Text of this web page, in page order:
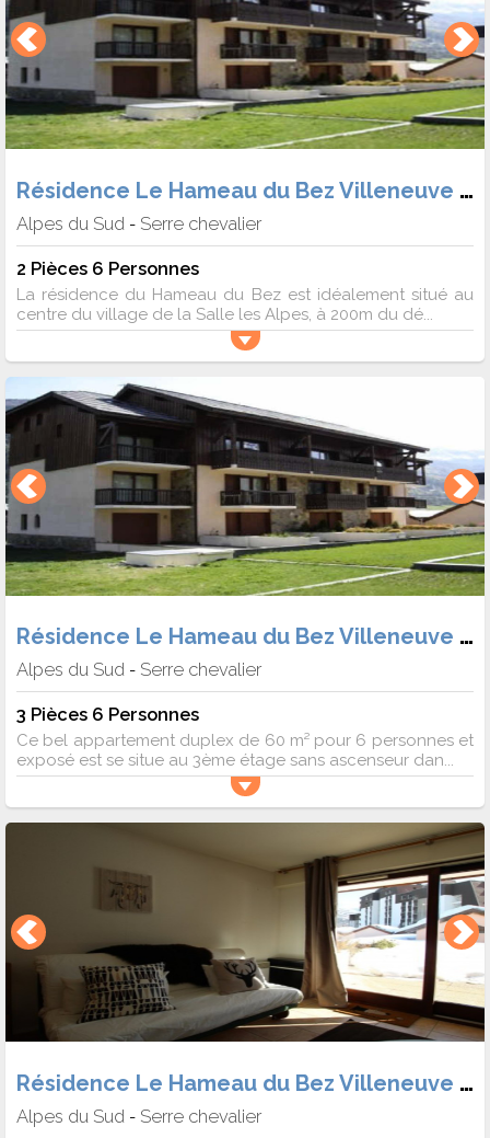
Résidence Le Hameau du Bez Villeneuve 1400
Alpes du Sud - Serre chevalier
2 Pièces 6 Personnes
La résidence du Hameau du Bez est idéalement situé au
centre du village de la Salle les Alpes, à 200m du dé...
Résidence Le Hameau du Bez Villeneuve 1400
Alpes du Sud - Serre chevalier
3 Pièces 6 Personnes
Ce bel appartement duplex de 60 m² pour 6 personnes et
exposé est se situe au 3ème étage sans ascenseur dan...
Résidence Le Hameau du Bez Villeneuve 1400
Alpes du Sud - Serre chevalier